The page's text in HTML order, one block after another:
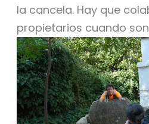
la cancela. Hay que
propietarios cuando